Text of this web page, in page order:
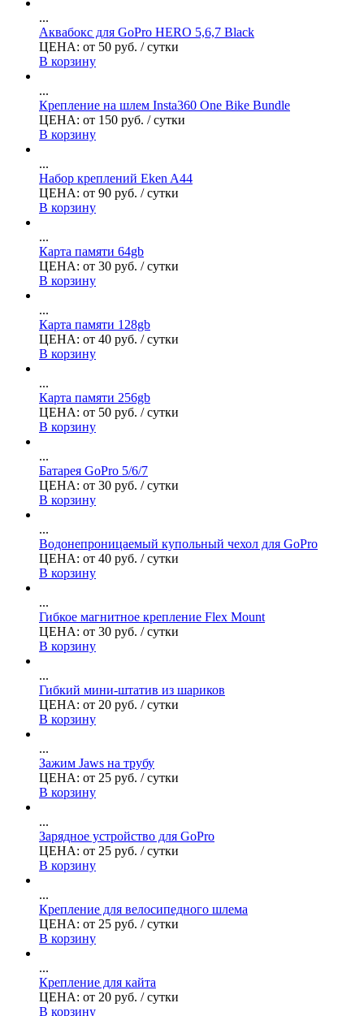
...
Аквабокс для GoPro HERO 5,6,7 Black
ЦЕНА: от 50 руб. / сутки
В корзину
...
Крепление на шлем Insta360 One Bike Bundle
ЦЕНА: от 150 руб. / сутки
В корзину
...
Набор креплений Eken A44
ЦЕНА: от 90 руб. / сутки
В корзину
...
Карта памяти 64gb
ЦЕНА: от 30 руб. / сутки
В корзину
...
Карта памяти 128gb
ЦЕНА: от 40 руб. / сутки
В корзину
...
Карта памяти 256gb
ЦЕНА: от 50 руб. / сутки
В корзину
...
Батарея GoPro 5/6/7
ЦЕНА: от 30 руб. / сутки
В корзину
...
Водонепроницаемый купольный чехол для GoPro
ЦЕНА: от 40 руб. / сутки
В корзину
...
Гибкое магнитное крепление Flex Mount
ЦЕНА: от 30 руб. / сутки
В корзину
...
Гибкий мини-штатив из шариков
ЦЕНА: от 20 руб. / сутки
В корзину
...
Зажим Jaws на трубу
ЦЕНА: от 25 руб. / сутки
В корзину
...
Зарядное устройство для GoPro
ЦЕНА: от 25 руб. / сутки
В корзину
...
Крепление для велосипедного шлема
ЦЕНА: от 25 руб. / сутки
В корзину
...
Крепление для кайта
ЦЕНА: от 20 руб. / сутки
В корзину